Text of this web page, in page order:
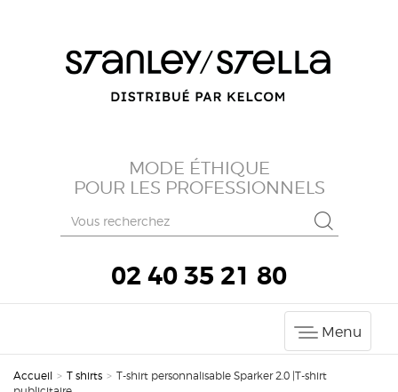
MODE ÉTHIQUE
POUR LES PROFESSIONNELS
02 40 35 21 80
Menu
Accueil > T shirts > T-shirt personnalisable Sparker 2.0 |T-shirt